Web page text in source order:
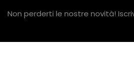
Non perderti le nostre novità!